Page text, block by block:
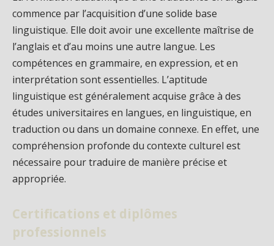
commence par l’acquisition d’une solide base
linguistique. Elle doit avoir une excellente maîtrise de
l’anglais et d’au moins une autre langue. Les
compétences en grammaire, en expression, et en
interprétation sont essentielles. L’aptitude
linguistique est généralement acquise grâce à des
études universitaires en langues, en linguistique, en
traduction ou dans un domaine connexe. En effet, une
compréhension profonde du contexte culturel est
nécessaire pour traduire de manière précise et
appropriée.
Certifications et diplômes
professionnels